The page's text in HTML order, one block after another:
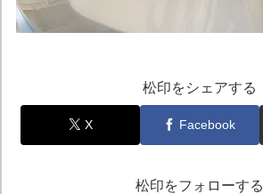
松印をシェアする
X Facebook
松印をフォローする